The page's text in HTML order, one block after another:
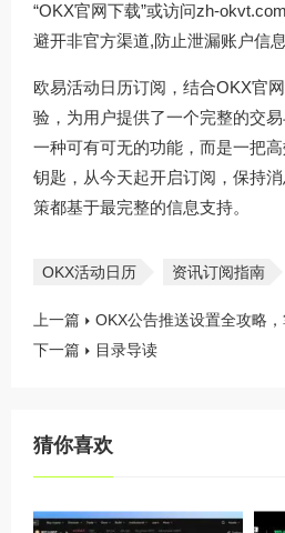
“OKX官网下载”或访问zh-
避开非官方渠道,防止泄漏账户信息
欧易活动日历订阅，结合OKX官
验，为用户提供了一个完整的交
一种可有可无的功能，而是一把
钥匙，从今天起开启订阅，保持
策都基于最完整的信息支持。
OKX活动日历 资讯订阅指南
上一篇
OKX公告推送设置全攻略
下一篇
目录导读
猜你喜欢